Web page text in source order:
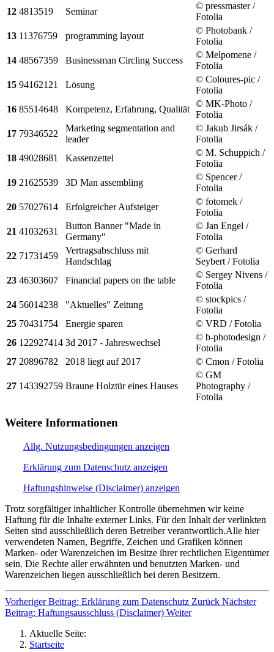
12 4813519 Seminar
© pressmaster /
Fotolia
13 11376759 programming layout
© Photobank /
Fotolia
14 48567359 Businessman Circling Success
© Melpomene /
Fotolia
15 94162121 Lösung
© Coloures-pic /
Fotolia
16 85514648 Kompetenz, Erfahrung, Qualität
© MK-Photo /
Fotolia
17 79346522
Marketing segmentation and
leader
© Jakub Jirsák /
Fotolia
18 49028681 Kassenzettel
© M. Schuppich /
Fotolia
19 21625539 3D Man assembling
© Spencer /
Fotolia
20 57027614 Erfolgreicher Aufsteiger
© fotomek /
Fotolia
21 41032631
Button Banner "Made in
Germany"
© Jan Engel /
Fotolia
22 71731459
Vertragsabschluss mit
Handschlag
© Gerhard
Seybert / Fotolia
23 46303607 Financial papers on the table
© Sergey Nivens /
Fotolia
24 56014238 "Aktuelles" Zeitung
© stockpics /
Fotolia
25 70431754 Energie sparen
© VRD / Fotolia
26 122927414 3d 2017 - Jahreswechsel
© b-photodesign /
Fotolia
27 20896782 2018 liegt auf 2017 © Cmon / Fotolia
27 143392759 Braune Holztür eines Hauses
© GM
Photography /
Fotolia
Weitere Informationen
Allg. Nutzungsbedingungen anzeigen
Erklärung zum Datenschutz anzeigen
Haftungshinweise (Disclaimer) anzeigen
Trotz sorgfältiger inhaltlicher Kontrolle übernehmen wir keine
Haftung für die Inhalte externer Links. Für den Inhalt der verlinkten
Seiten sind ausschließlich deren Betreiber verantwortlich.Alle hier
verwendeten Namen, Begriffe, Zeichen und Grafiken können
Marken- oder Warenzeichen im Besitze ihrer rechtlichen Eigentümer
sein. Die Rechte aller erwähnten und benutzten Marken- und
Warenzeichen liegen ausschließlich bei deren Besitzern.
Vorheriger Beitrag: Erklärung zum Datenschutz Zurück Nächster
Beitrag: Haftungsausschluss (Disclaimer) Weiter
Aktuelle Seite:
Startseite